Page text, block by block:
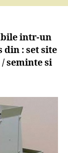
intr-un
din : set site
seminte si